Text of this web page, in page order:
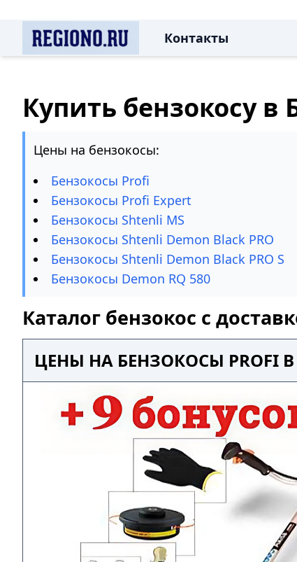
Контакты
Купить бензокосу в
Цены на бензокосы:
Бензокосы Profi
Бензокосы Profi Expert
Бензокосы Shtenli MS
Бензокосы Shtenli Demon Black PRO
Бензокосы Shtenli Demon Black PRO S
Бензокосы Demon RQ 580
Каталог бензокос с
ЦЕНЫ НА БЕНЗОКОСЫ PROFI